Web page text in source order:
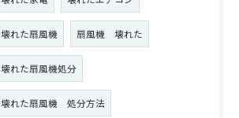
壊れた扇風機 扇風機 壊れた
壊れた扇風機処分
壊れた扇風機 処分方法